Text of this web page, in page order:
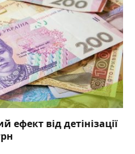
ефект від детінізації